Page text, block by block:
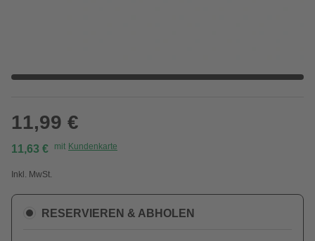
11,99 €
11,63 € mit Kundenkarte
Inkl. MwSt.
RESERVIEREN & ABHOLEN